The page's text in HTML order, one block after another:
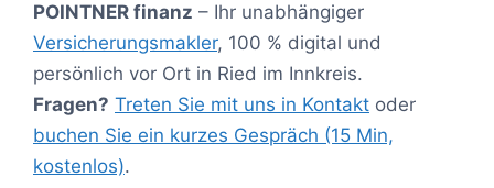
POINTNER finanz – Ihr unabhängiger
Versicherungsmakler, 100 % digital und
persönlich vor Ort in Ried im Innkreis.
Fragen? Treten Sie mit uns in Kontakt oder
buchen Sie ein kurzes Gespräch (15 Min,
kostenlos).